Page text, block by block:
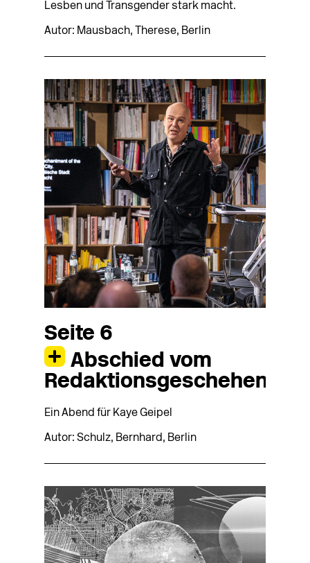
Lesben und Transgender stark macht.
Autor: Mausbach, Therese, Berlin
Seite 6
Abschied vom
Redaktionsgeschehen
Ein Abend für Kaye Geipel
Autor: Schulz, Bernhard, Berlin